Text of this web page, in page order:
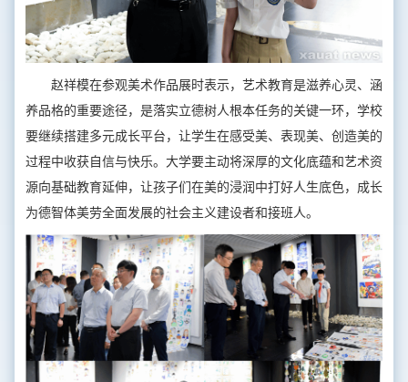
赵祥模在参观美术作品展时表示，艺术教育是滋养心灵、涵
养品格的重要途径，是落实立德树人根本任务的关键一环，学校
要继续搭建多元成长平台，让学生在感受美、表现美、创造美的
过程中收获自信与快乐。大学要主动将深厚的文化底蕴和艺术资
源向基础教育延伸，让孩子们在美的浸润中打好人生底色，成长
为德智体美劳全面发展的社会主义建设者和接班人。